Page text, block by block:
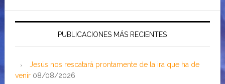
PUBLICACIONES MÁS RECIENTES
Jesús nos rescatará prontamente de la ira que ha de
venir 08/08/2026